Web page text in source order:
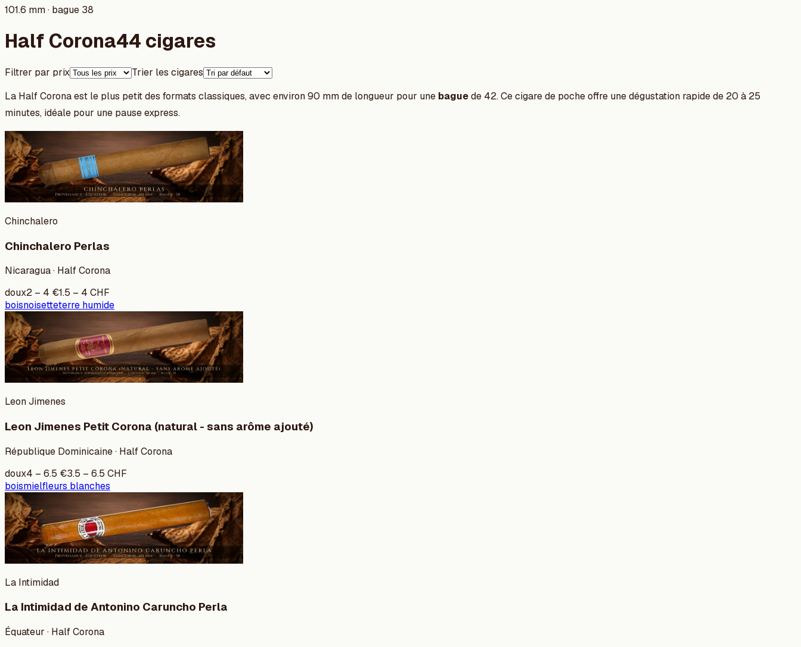
101.6 mm · bague 38
Half Corona44 cigares
Filtrer par prix
Trier les cigares
La Half Corona est le plus petit des formats classiques, avec environ 90 mm de longueur pour une baguede 42. Ce cigare de poche offre une dégustation rapide de 20 à 25
minutes, idéale pour une pause express.
Chinchalero
Chinchalero Perlas
Nicaragua · Half Corona
doux2 – 4 €1.5 – 4 CHF
boisnoisetteterre humide
Leon Jimenes
Leon Jimenes Petit Corona (natural - sans arôme ajouté)
République Dominicaine · Half Corona
doux4 – 6.5 €3.5 – 6.5 CHF
boismielfleurs blanches
La Intimidad
La Intimidad de Antonino Caruncho Perla
Équateur · Half Corona